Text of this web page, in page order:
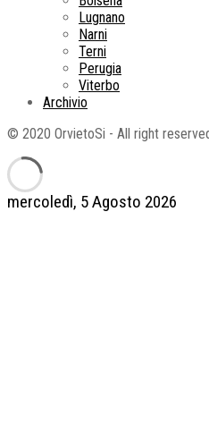
mercoledì, 5 Agosto 2026
Lugnano
Narni
Terni
Perugia
Viterbo
Archivio
© 2020 OrvietoSi - All right